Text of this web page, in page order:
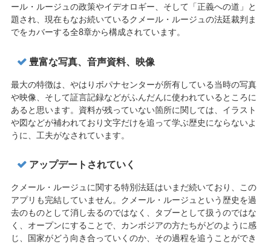
ール・ルージュの政策やイデオロギー、そして「正義への道」と
題され、現在もなお続いているクメール・ルージュの法廷裁判ま
でをカバーする全8章から構成されています。
豊富な写真、音声資料、映像
最大の特徴は、やはりボパナセンターが所有している当時の写真
や映像、そして証言記録などがふんだんに使われているところに
あると思います。資料が残っていない箇所に関しては、イラスト
や図などが補われており文字だけを追って学ぶ歴史にならないよ
うに、工夫がなされています。
アップデートされていく
クメール・ルージュに関する特別法廷はいまだ続いており、この
アプリも完結していません。クメール・ルージュという歴史を過
去のものとして消し去るのではなく、タブーとして扱うのではな
く、オープンにすることで、カンボジアの方たちがどのように感
じ、国家がどう向き合っていくのか、その過程を追うことができ